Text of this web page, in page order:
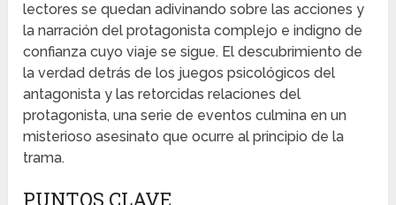
lectores se quedan adivinando sobre las acciones y
la narración del protagonista complejo e indigno de
confianza cuyo viaje se sigue. El descubrimiento de
la verdad detrás de los juegos psicológicos del
antagonista y las retorcidas relaciones del
protagonista, una serie de eventos culmina en un
misterioso asesinato que ocurre al principio de la
trama.
PUNTOS CLAVE